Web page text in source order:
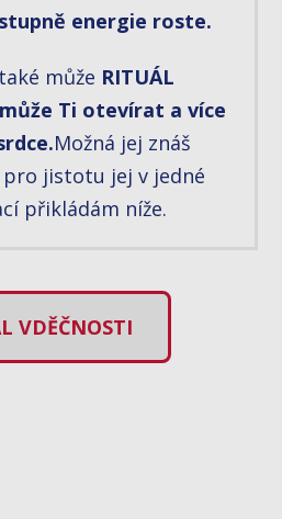
energie roste.
může RITUÁL
Ti otevírat a více
Možná jej znáš
jistotu jej v jedné
přikládám níže.
VDĚČNOSTI